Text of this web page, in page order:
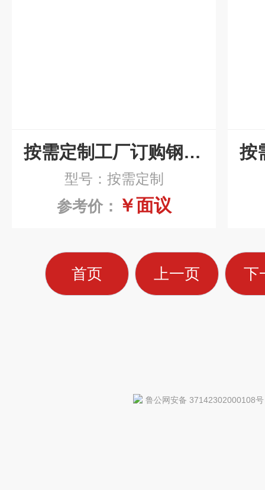
按需定制工厂订购钢带油水分离器
型号：按需定制
参考价： ￥面议
首页 上一页 下
鲁公网安备 37142302000108号